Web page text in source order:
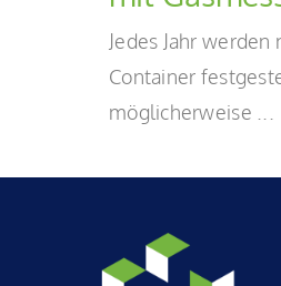
Jedes Jahr
Container
möglicherweise ...